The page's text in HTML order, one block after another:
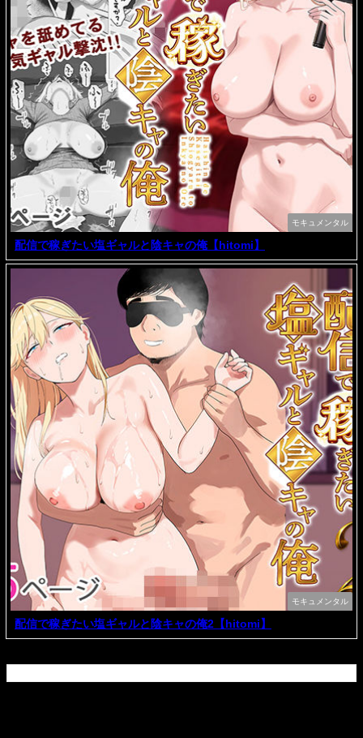
モキュメンタル
配信で稼ぎたい塩ギャルと陰キャの俺【hitomi】
モキュメンタル
配信で稼ぎたい塩ギャルと陰キャの俺2【hitomi】